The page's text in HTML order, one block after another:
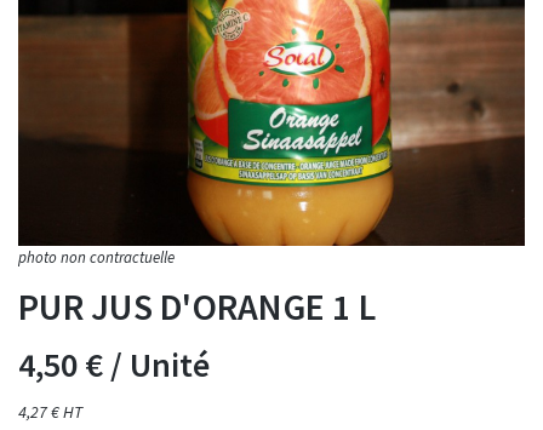
PUR JUS D'ORANGE 1 L
4,50 €/ Unité
4,27 € HT